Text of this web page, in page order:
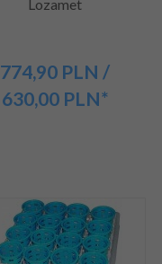
Lozamet
774,90 PLN /
630,00 PLN*